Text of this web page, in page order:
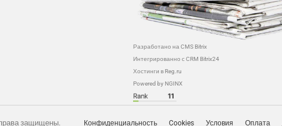
Разработано на CMS Bitrix
Интегрированно с CRM Bitrix24
Хостинги в Reg.ru
Powered by NGINX
защищены. Конфиденциальность Cookies Условия Оплата